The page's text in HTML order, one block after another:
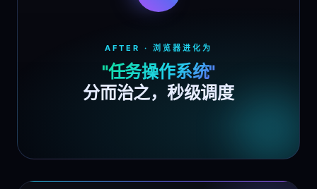
AFTER · 浏览器进化为
"任务操作系统"
分而治之，秒级调度